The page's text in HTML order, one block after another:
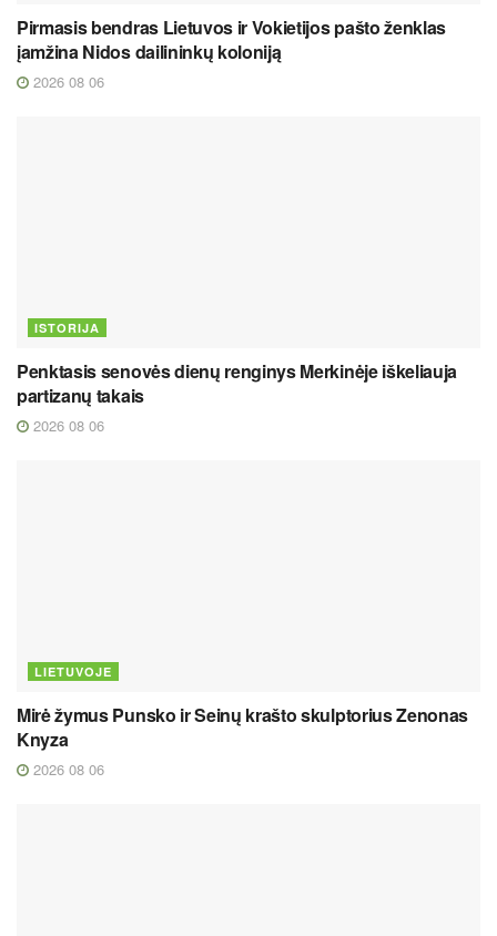
Pirmasis bendras Lietuvos ir Vokietijos pašto ženklas
įamžina Nidos dailininkų koloniją
2026 08 06
ISTORIJA
Penktasis senovės dienų renginys Merkinėje iškeliauja
partizanų takais
2026 08 06
LIETUVOJE
Mirė žymus Punsko ir Seinų krašto skulptorius Zenonas
Knyza
2026 08 06